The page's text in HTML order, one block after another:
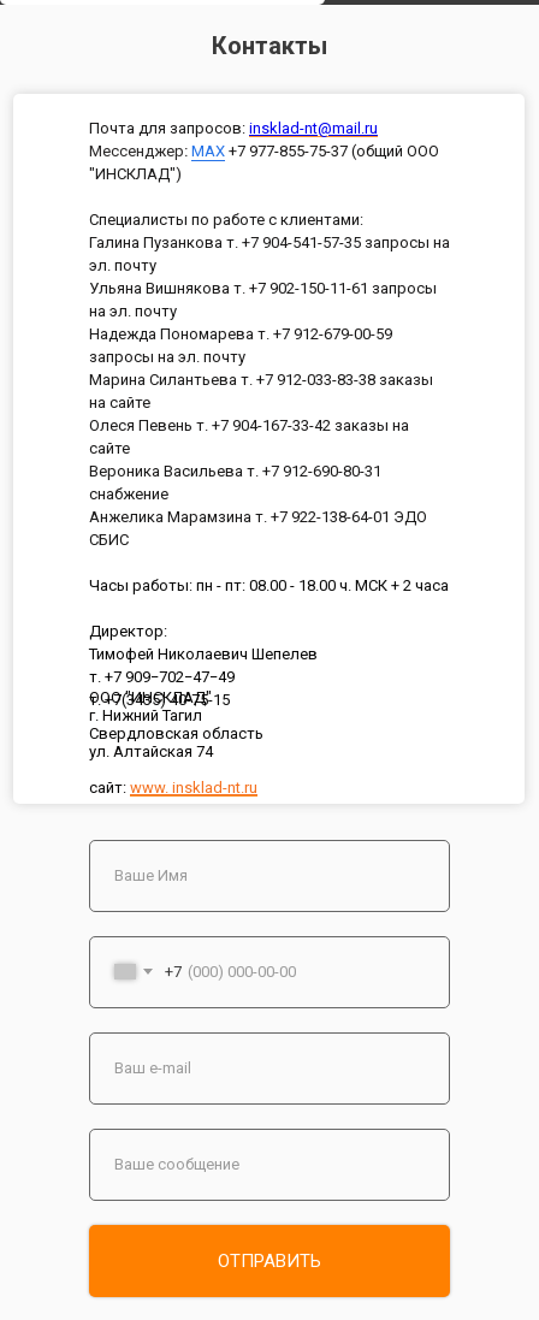
Контакты
ООО "ИНСКЛАД"
г. Нижний Тагил
Свердловская область
ул. Алтайская 74
сайт: www. insklad-nt.ru
Почта для запросов: insklad-nt@mail.ru
Мессенджер: MAX +7 977-855-75-37 (общий ООО
"ИНСКЛАД")
Специалисты по работе с клиентами:
Галина Пузанкова т. +7 904-541-57-35 запросы на
эл. почту
Ульяна Вишнякова т. +7 902-150-11-61 запросы
на эл. почту
Надежда Пономарева т. +7 912-679-00-59
запросы на эл. почту
Марина Силантьева т. +7 912-033-83-38 заказы
на сайте
Олеся Певень т. +7 904-167-33-42 заказы на
сайте
Вероника Васильева т. +7 912-690-80-31
снабжение
Анжелика Марамзина т. +7 922-138-64-01 ЭДО
СБИС
Часы работы: пн - пт: 08.00 - 18.00 ч. МСК + 2 часа
Директор:
Тимофей Николаевич Шепелев
т. +7 909−702−47−49
т. +7(3435) 40-75-15
+7
ОТПРАВИТЬ